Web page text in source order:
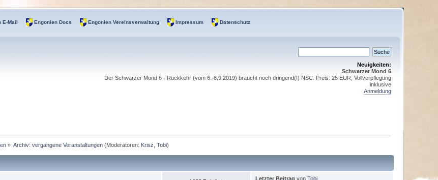
E-Mail Engonien Docs Engonien Vereinsverwaltung Impressum Datenschutz
Neuigkeiten:
Schwarzer Mond 6
Der Schwarzer Mond 6 - Rückkehr (vom 6.-8.9.2019) braucht noch dringend(!) NSC. Preis: 25 EUR, Vollverpflegung
inklusive
Anmeldung
» Archiv: vergangene Veranstaltungen (Moderatoren: Krisz ,Tobi)
Letzter Beitrag von Tobi